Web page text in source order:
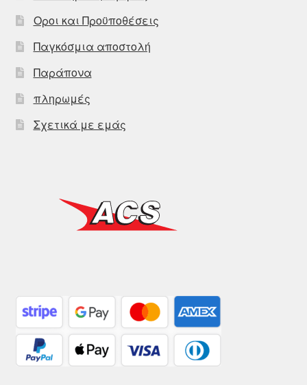
Οροι και Προϋποθέσεις
Παγκόσμια αποστολή
Παράπονα
πληρωμές
Σχετικά με εμάς